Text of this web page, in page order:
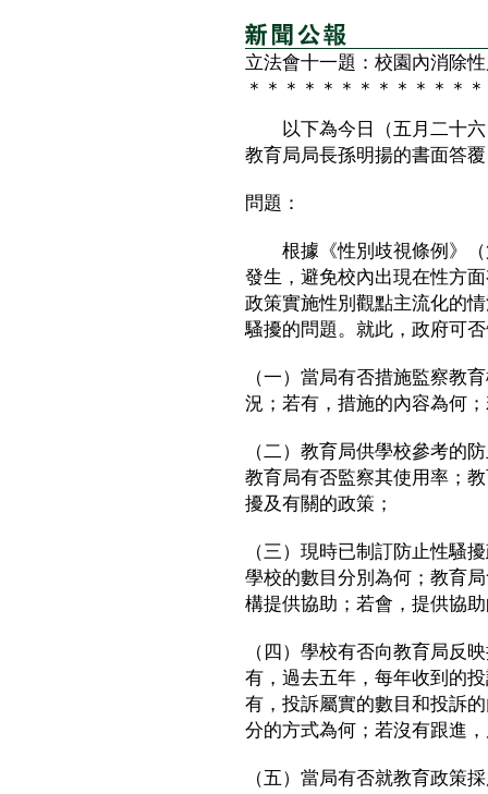
立法會十一題：校園內消除
＊＊＊＊＊＊＊＊＊＊＊＊
以下為今日（五月二十六
教育局局長孫明揚的書面答
問題：
根據《性別歧視條例》（
發生，避免校內出現在性方
政策實施性別觀點主流化的
騷擾的問題。就此，政府可
（一）當局有否措施監察教
況；若有，措施的內容為何
（二）教育局供學校參考的
教育局有否監察其使用率；
擾及有關的政策；
（三）現時已制訂防止性騷
學校的數目分別為何；教育
構提供協助；若會，提供協
（四）學校有否向教育局反
有，過去五年，每年收到的
有，投訴屬實的數目和投訴
分的方式為何；若沒有跟進
（五）當局有否就教育政策